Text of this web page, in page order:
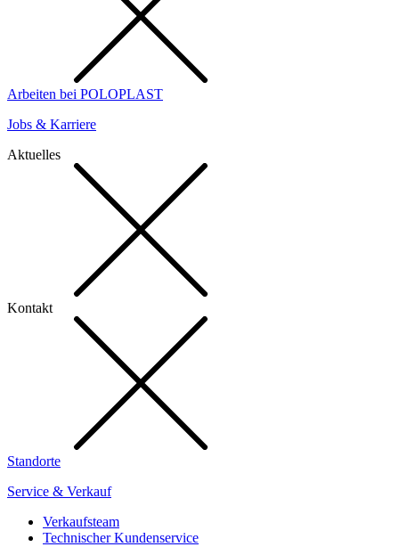
Arbeiten bei POLOPLAST
Jobs & Karriere
Aktuelles
Kontakt
Standorte
Service & Verkauf
Verkaufsteam
Technischer Kundenservice